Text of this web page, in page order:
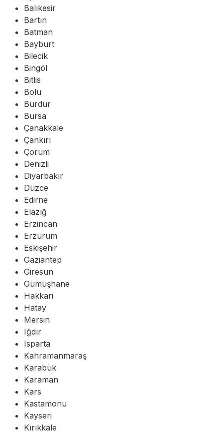
Balıkesir
Bartın
Batman
Bayburt
Bilecik
Bingöl
Bitlis
Bolu
Burdur
Bursa
Çanakkale
Çankırı
Çorum
Denizli
Diyarbakır
Düzce
Edirne
Elazığ
Erzincan
Erzurum
Eskişehir
Gaziantep
Giresun
Gümüşhane
Hakkari
Hatay
Mersin
Iğdır
Isparta
Kahramanmaraş
Karabük
Karaman
Kars
Kastamonu
Kayseri
Kırıkkale